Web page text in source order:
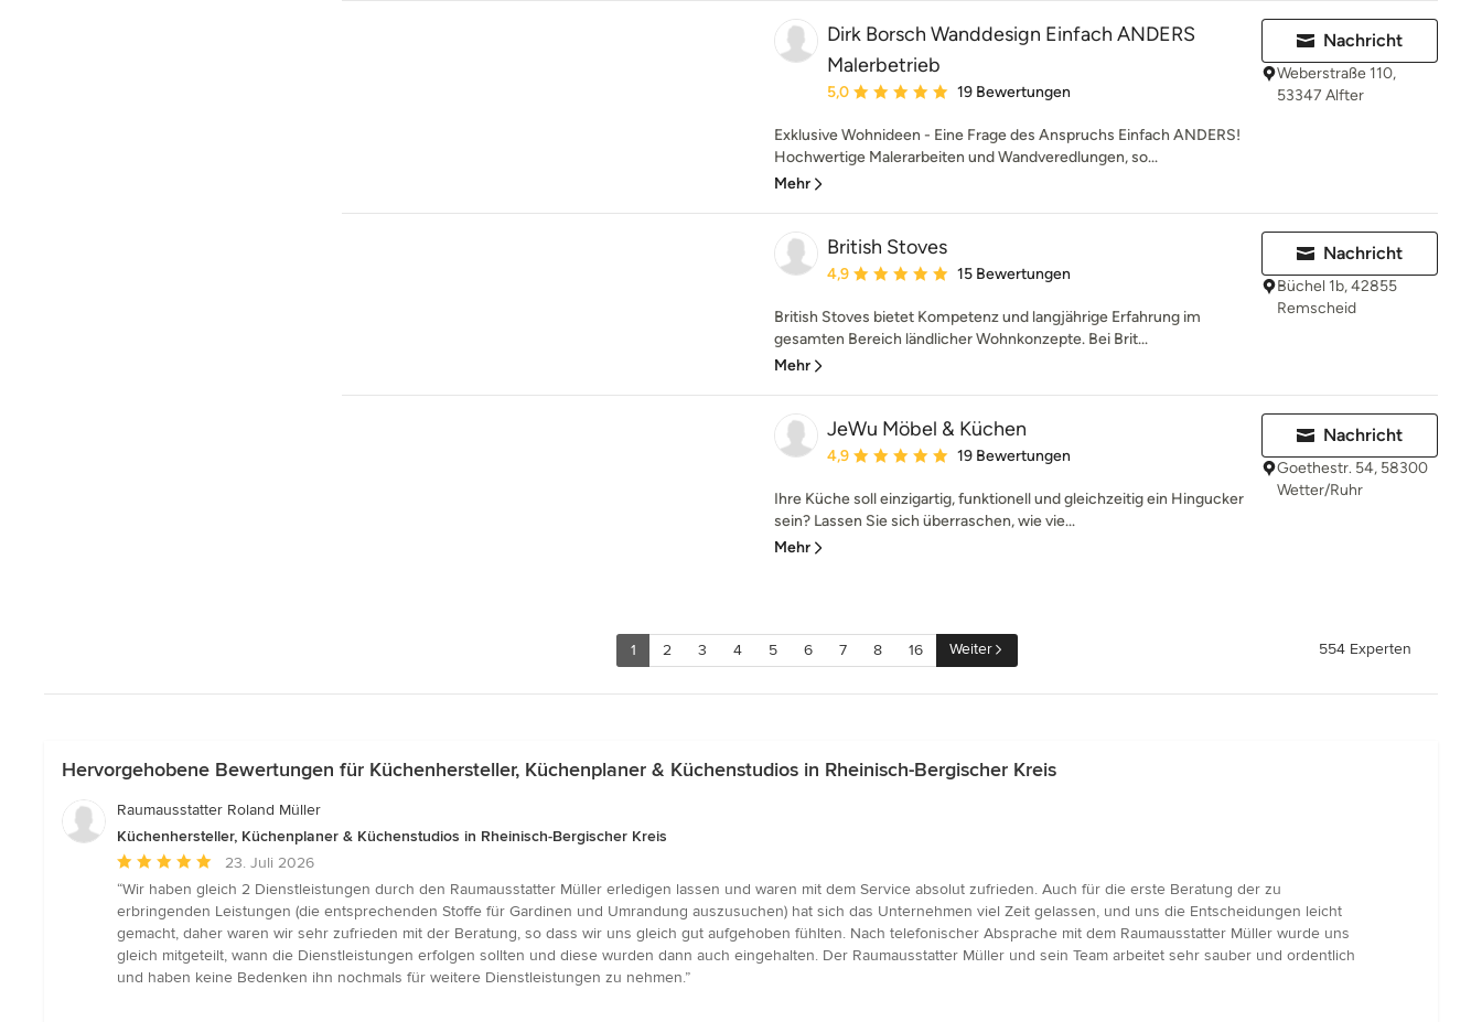
Dirk Borsch Wanddesign Einfach ANDERS
Malerbetrieb
Durchschnittliche Bewertung: 5 von 5 Sternen
5,0 19 Bewertungen
Exklusive Wohnideen - Eine Frage des Anspruchs Einfach ANDERS!
Hochwertige Malerarbeiten und Wandveredlungen, so...
Mehr
Nachricht
Weberstraße 110,
53347 Alfter
British Stoves
Durchschnittliche Bewertung: 4.9 von 5 Sternen
4,9 15 Bewertungen
British Stoves bietet Kompetenz und langjährige Erfahrung im
gesamten Bereich ländlicher Wohnkonzepte. Bei Brit...
Mehr
Nachricht
Büchel 1b, 42855
Remscheid
JeWu Möbel & Küchen
Durchschnittliche Bewertung: 4.9 von 5 Sternen
4,9 19 Bewertungen
Ihre Küche soll einzigartig, funktionell und gleichzeitig ein Hingucker
sein? Lassen Sie sich überraschen, wie vie...
Mehr
Nachricht
Goethestr. 54, 58300
Wetter/Ruhr
1 2 3 4 5 6 7 8 16 Weiter 554 Experten
Hervorgehobene Bewertungen für Küchenhersteller, Küchenplaner & Küchenstudios in Rheinisch-Bergischer Kreis
Raumausstatter Roland Müller
Küchenhersteller, Küchenplaner & Küchenstudios in Rheinisch-Bergischer Kreis
Durchschnittliche
Bewertung:
5
von
5
Sternen
23. Juli 2026
“Wir haben gleich 2 Dienstleistungen durch den Raumausstatter Müller erledigen lassen und waren mit dem Service absolut zufrieden. Auch für die erste Beratung der zu
erbringenden Leistungen (die entsprechenden Stoffe für Gardinen und Umrandung auszusuchen) hat sich das Unternehmen viel Zeit gelassen, und uns die Entscheidungen leicht
gemacht, daher waren wir sehr zufrieden mit der Beratung, so dass wir uns gleich gut aufgehoben fühlten. Nach telefonischer Absprache mit dem Raumausstatter Müller wurde uns
gleich mitgeteilt, wann die Dienstleistungen erfolgen sollten und diese wurden dann auch eingehalten. Der Raumausstatter Müller und sein Team arbeitet sehr sauber und ordentlich
und haben keine Bedenken ihn nochmals für weitere Dienstleistungen zu nehmen.”